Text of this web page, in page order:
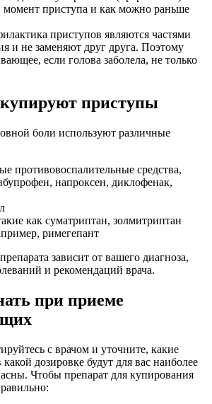
приступа и как можно раньше
приступов являются частями
и не заменяют друг друга. Поэтому
если голова заболела, не только
приступы
боли используют различные
противовоспалительные средства,
напроксен, диклофенак,
как суматриптан, золмитриптан
римегепант
зависит от вашего диагноза,
и рекомендаций врача.
при приеме
с врачом и уточните, какие
дозировке будут для вас наиболее
Чтобы препарат для купирования